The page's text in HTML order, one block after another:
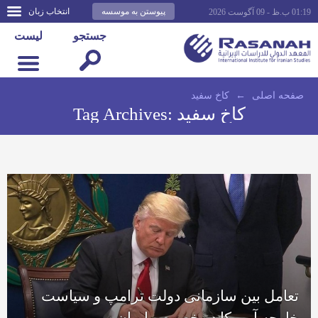
انتخاب زبان پیوستن به موسسه 01:19 ب.ظ - 09 آگوست 2026
لیست جستجو
صفحه اصلى ← کاخ سفید
Tag Archives: کاخ سفید
تعامل بین سازمانی دولت ترامپ و سیاست